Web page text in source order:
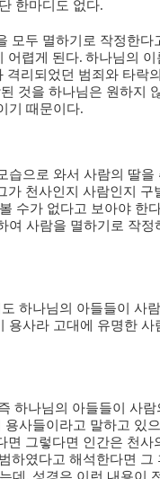
한마디도 없다.
모두 멸하기로 작정한다
어렵게 된다. 하나님의 이
격리되었던 범죄와 타락
것을 하나님은 원하지
기 때문이다.
습으로 와서 사람의 딸을
가 천사인지 사람인지 구
수가 없다고 보아야 한
여 사람을 멸하기로 작정
하나님의 아들들이 사
용사라 고대에 유명한 사
하나님의 아들들이 사람
사들이라고 말하고 있
면 그렇다면 인간은 천사
하였다고 해석한다면 그